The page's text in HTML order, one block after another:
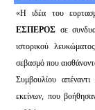
«Η ιδέα του
ΕΣΠΕΡΟΣ σε
ιστορικού
σεβασμό που
Συμβουλίου
εκείνων, που